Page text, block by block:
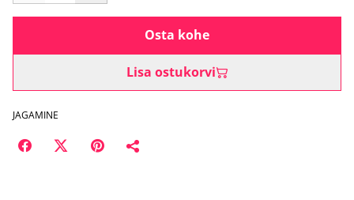
Osta kohe
Lisa ostukorvi
JAGAMINE